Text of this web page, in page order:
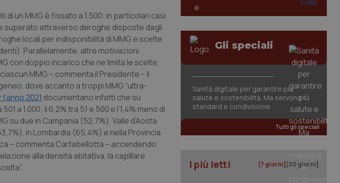
di un MMG è fissato a 1.500: in particolari casi
superato attraverso deroghe disposte dagli
locali per indisponibilità di MMG e scelte
Parallelamente, altre motivazioni
con doppio incarico che ne limita le scelte,
MMG – commenta il Presidente – il
dove accanto a troppi MMG “ultra-
2021 documentano infatti che su
a 1.000; il 6,2% tra 51 e 500 e l’1,4% meno di
su due in Campania (52,7%), Valle d’Aosta
in Lombardia (65,4%) e nella Provincia
– commenta Cartabellotta – accendendo
alla densità abitativa, la capillare
Gli speciali
Sanità digitale per garantire più
salute e sostenibilità. Ma servono
standard e condivisione
Tutti gli speciali
I più letti [7 giorni] [30 giorni]